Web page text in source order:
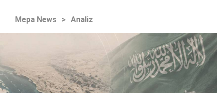
Mepa News > Analiz